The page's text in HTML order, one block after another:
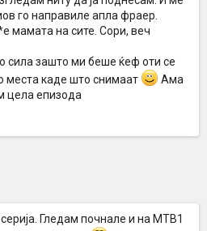
го направиле апла фраер.
мамата на сите. Сори, веч
сила зашто ми беше ќеф оти се
места каде што снимаат
Ама
цела епизода
Гледам почнале и на МТВ1